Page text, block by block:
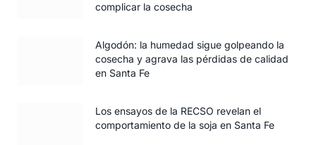
complicar la cosecha
Algodón: la humedad sigue golpeando la
cosecha y agrava las pérdidas de calidad
en Santa Fe
Los ensayos de la RECSO revelan el
comportamiento de la soja en Santa Fe